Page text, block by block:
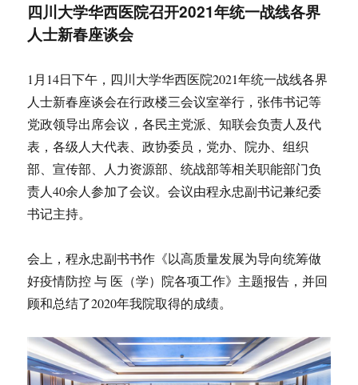
四川大学华西医院召开2021年统一战线各界
人士新春座谈会
1月14日下午，四川大学华西医院2021年统一战线各界
人士新春座谈会在行政楼三会议室举行，张伟书记等
党政领导出席会议，各民主党派、知联会负责人及代
表，各级人大代表、政协委员，党办、院办、组织
部、宣传部、人力资源部、统战部等相关职能部门负
责人40余人参加了会议。会议由程永忠副书记兼纪委
书记主持。
会上，程永忠副书书作《以高质量发展为导向统筹做
好疫情防控 与 医（学）院各项工作》主题报告，并回
顾和总结了2020年我院取得的成绩。